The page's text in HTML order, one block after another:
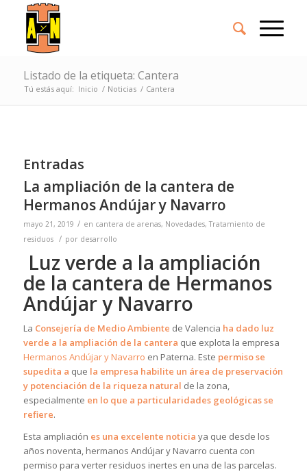
Listado de la etiqueta: Cantera
Tú estás aquí: Inicio / Noticias / Cantera
Entradas
La ampliación de la cantera de
Hermanos Andújar y Navarro
mayo 21, 2019 / en cantera de arenas, Novedades,Tratamiento de
residuos
/ por desarrollo
Luz verde a la ampliación
de la cantera de Hermanos
Andújar y Navarro
La Consejería de Medio Ambiente de Valencia ha dado luz
verde a la ampliación de la cantera que explota la empresa
Hermanos Andújar y Navarro en Paterna. Este permiso se
supedita a que la empresa habilite un área de preservación
y potenciación de la riqueza natural de la zona,
especialmente en lo que a particularidades geológicas se
refiere.
Esta ampliación es una excelente noticia ya que desde los
años noventa, hermanos Andújar y Navarro cuenta con
permiso para verter residuos inertes en una de las parcelas.